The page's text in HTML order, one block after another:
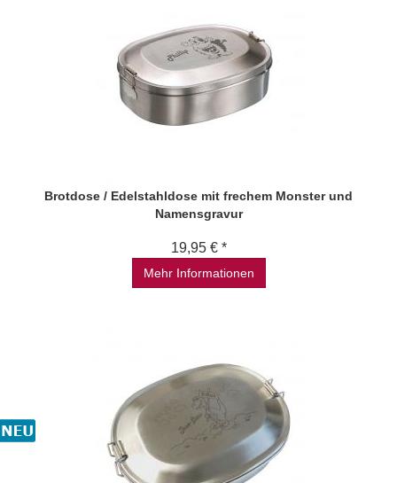
Brotdose / Edelstahldose mit frechem Monster und
Namensgravur
19,95 € *
Mehr Informationen